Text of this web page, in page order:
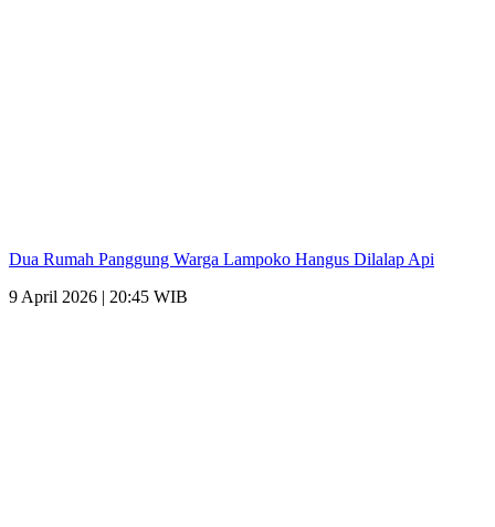
Dua Rumah Panggung Warga Lampoko Hangus Dilalap Api
9 April 2026 | 20:45 WIB